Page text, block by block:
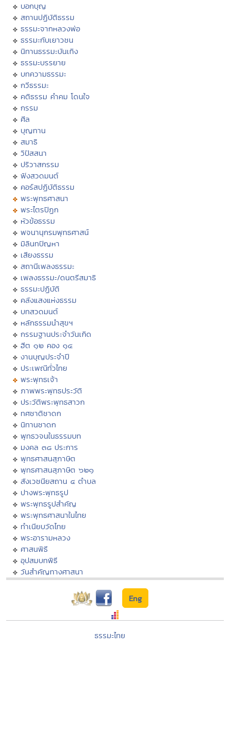
บอกบุญ
สถานปฏิบัติธรรม
ธรรมะจากหลวงพ่อ
ธรรมะกับเยาวชน
นิทานธรรมะบันเทิง
ธรรมะบรรยาย
บทความธรรมะ
กวีธรรมะ
คติธรรม คำคม โดนใจ
กรรม
ศีล
บุญทาน
สมาธิ
วิปัสสนา
ปริวาสกรรม
ฟังสวดมนต์
คอร์สปฏิบัติธรรม
พระพุทธศาสนา
พระไตรปิฏก
หัวข้อธรรม
พจนานุกรมพุทธศาสน์
มิลินทปัญหา
เสียงธรรม
สถานีเพลงธรรมะ
เพลงธรรมะ/ดนตรีสมาธิ
ธรรมะปฏิบัติ
คลังแสงแห่งธรรม
บทสวดมนต์
หลักธรรมนำสุขฯ
กรรมฐานประจำวันเกิด
ฮีต ๑๒ คอง ๑๔
งานบุญประจำปี
ประเพณีทั่วไทย
พระพุทธเจ้า
ภาพพระพุทธประวัติ
ประวัติพระพุทธสาวก
ทศชาติชาดก
นิทานชาดก
พุทธวจนในธรรมบท
มงคล ๓๘ ประการ
พุทธศาสนสุภาษิต
พุทธศาสนสุภาษิต ๖๒๑
สังเวชนียสถาน ๔ ตำบล
ปางพระพุทธรูป
พระพุทธรูปสำคัญ
พระพุทธศาสนาในไทย
ทำเนียบวัดไทย
พระอารามหลวง
ศาสนพิธี
อุปสมบทพิธี
วันสำคัญทางศาสนา
Eng
ธรรมะไทย